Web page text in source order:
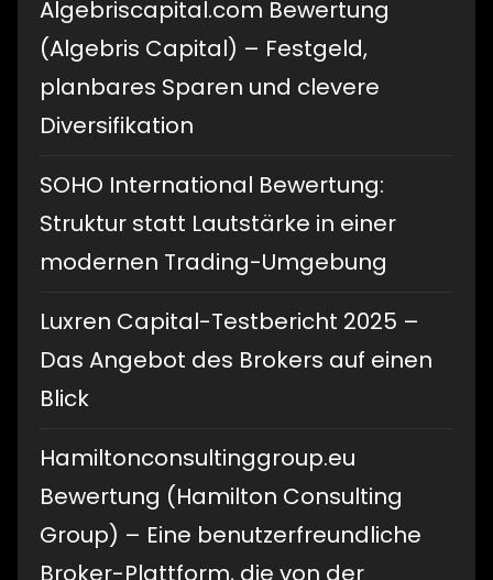
Algebriscapital.com Bewertung
(Algebris Capital) – Festgeld,
planbares Sparen und clevere
Diversifikation
SOHO International Bewertung:
Struktur statt Lautstärke in einer
modernen Trading-Umgebung
Luxren Capital-Testbericht 2025 –
Das Angebot des Brokers auf einen
Blick
Hamiltonconsultinggroup.eu
Bewertung (Hamilton Consulting
Group) – Eine benutzerfreundliche
Broker-Plattform, die von der